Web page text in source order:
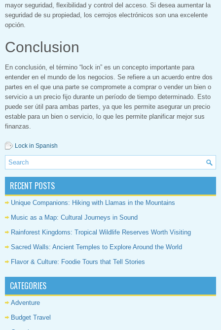
mayor seguridad, flexibilidad y control del acceso. Si desea aumentar la
seguridad de su propiedad, los cerrojos electrónicos son una excelente
opción.
Conclusion
En conclusión, el término “lock in” es un concepto importante para
entender en el mundo de los negocios. Se refiere a un acuerdo entre dos
partes en el que una parte se compromete a comprar o vender un bien o
servicio a un precio fijo durante un período de tiempo determinado. Esto
puede ser útil para ambas partes, ya que les permite asegurar un precio
estable para un bien o servicio, lo que les permite planificar mejor sus
finanzas.
Lock in Spanish
RECENT POSTS
Unique Companions: Hiking with Llamas in the Mountains
Music as a Map: Cultural Journeys in Sound
Rainforest Kingdoms: Tropical Wildlife Reserves Worth Visiting
Sacred Walls: Ancient Temples to Explore Around the World
Flavor & Culture: Foodie Tours that Tell Stories
CATEGORIES
Adventure
Budget Travel